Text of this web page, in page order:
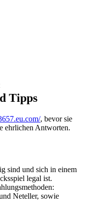
Tipps
, bevor sie
ehrlichen Antworten.
sind und sich in einem
legal ist.
Neteller, sowie